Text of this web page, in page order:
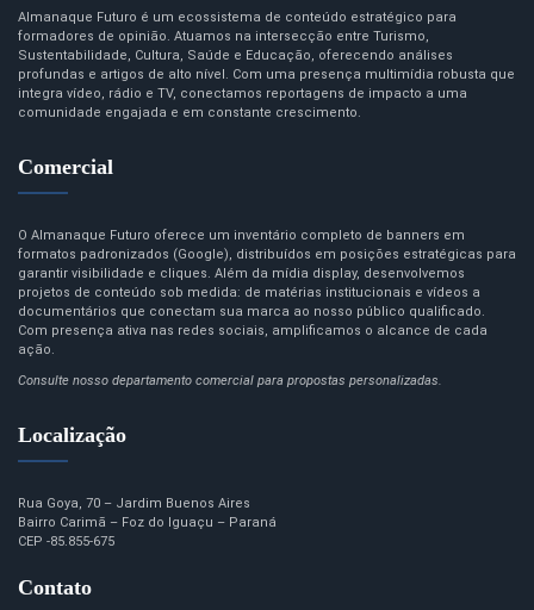
Almanaque Futuro é um ecossistema de conteúdo estratégico para
formadores de opinião. Atuamos na intersecção entre Turismo,
Sustentabilidade, Cultura, Saúde e Educação, oferecendo análises
profundas e artigos de alto nível. Com uma presença multimídia robusta que
integra vídeo, rádio e TV, conectamos reportagens de impacto a uma
comunidade engajada e em constante crescimento.
Comercial
O Almanaque Futuro oferece um inventário completo de banners em
formatos padronizados (Google), distribuídos em posições estratégicas para
garantir visibilidade e cliques. Além da mídia display, desenvolvemos
projetos de conteúdo sob medida: de matérias institucionais e vídeos a
documentários que conectam sua marca ao nosso público qualificado.
Com presença ativa nas redes sociais, amplificamos o alcance de cada
ação.
Consulte nosso departamento comercial para propostas personalizadas.
Localização
Rua Goya, 70 – Jardim Buenos Aires
Bairro Carimã – Foz do Iguaçu – Paraná
CEP -85.855-675
Contato